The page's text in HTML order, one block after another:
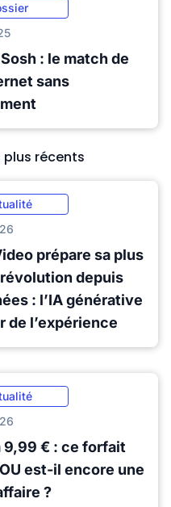
Sosh : le match de
sans
plus récents
prépare sa plus
depuis
: l’IA générative
de l’expérience
9,99 € : ce forfait
est-il encore une
?